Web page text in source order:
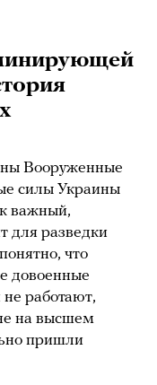
Вооруженные
силы Украины
важный,
для разведки
что
довоенные
работают,
на высшем
пришли